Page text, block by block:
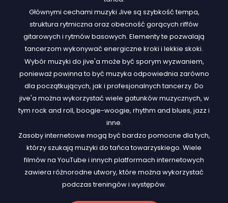
Głównymi cechami muzyki Jive są szybkość tempa,
struktura rytmiczna oraz obecność gorących riffów
gitarowych i rytmów basowych. Elementy te pozwalają
tancerzom wykonywać energiczne kroki i lekkie skoki.
Wybór muzyki do jive'a może być sporym wyzwaniem,
ponieważ powinna to być muzyka odpowiednia zarówno
dla początkujących, jak i profesjonalnych tancerzy. Do
jive'a można wykorzystać wiele gatunków muzycznych, w
tym rock and roll, boogie-woogie, rhythm and blues, jazz i
inne.
Zasoby internetowe mogą być bardzo pomocne dla tych,
którzy szukają muzyki do tańca towarzyskiego. Wiele
filmów na YouTube i innych platformach internetowych
zawiera różnorodne utwory, które można wykorzystać
podczas treningów i występów.